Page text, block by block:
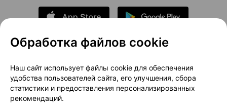
О проекте
Новости проекта
Размещение рекламы
Медицинский маркетинг
Публичный договор
Доставка
Обработка файлов cookie
Наш сайт использует файлы cookie для обеспечения
удобства пользователей сайта, его улучшения, сбора
статистики и предоставления персонализированных
рекомендаций.